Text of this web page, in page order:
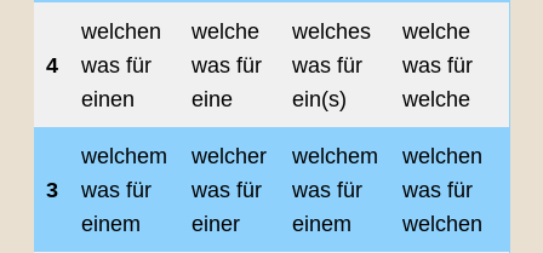
4
welchen
was für
einen
welche
was für
eine
welches
was für
ein(s)
welche
was für
welche
3
welchem
was für
einem
welcher
was für
einer
welchem
was für
einem
welchen
was für
welchen